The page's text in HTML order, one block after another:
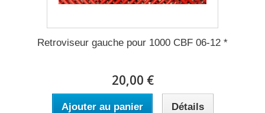
Retroviseur gauche pour 1000 CBF 06-12 *
20,00 €
Ajouter au panier Détails